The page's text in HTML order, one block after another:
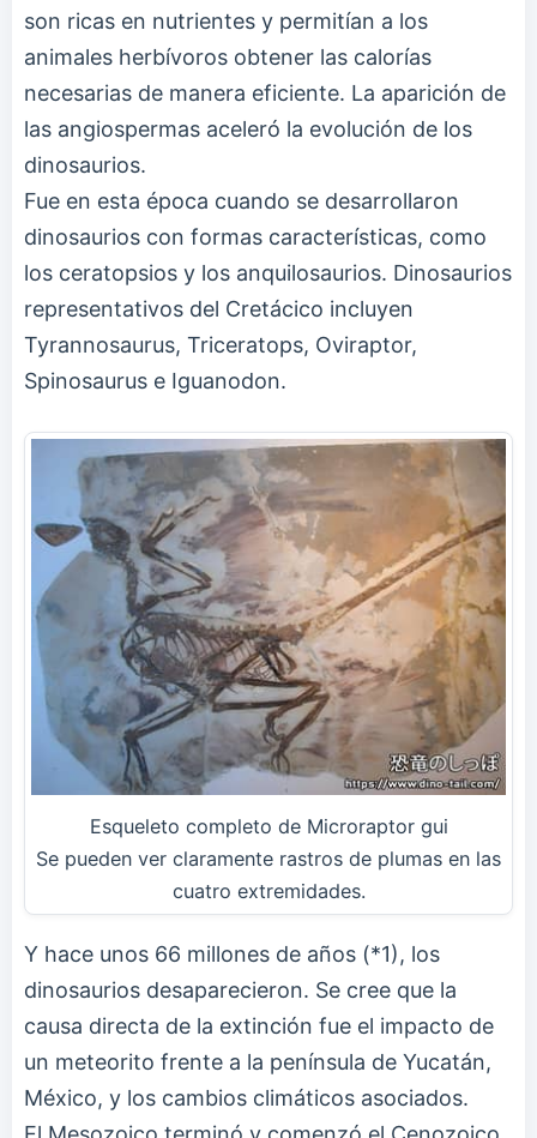
son ricas en nutrientes y permitían a los
animales herbívoros obtener las calorías
necesarias de manera eficiente. La aparición de
las angiospermas aceleró la evolución de los
dinosaurios.
Fue en esta época cuando se desarrollaron
dinosaurios con formas características, como
los ceratopsios y los anquilosaurios. Dinosaurios
representativos del Cretácico incluyen
Tyrannosaurus, Triceratops, Oviraptor,
Spinosaurus e Iguanodon.
Esqueleto completo de Microraptor gui
Se pueden ver claramente rastros de plumas en las
cuatro extremidades.
Y hace unos 66 millones de años (*1), los
dinosaurios desaparecieron. Se cree que la
causa directa de la extinción fue el impacto de
un meteorito frente a la península de Yucatán,
México, y los cambios climáticos asociados.